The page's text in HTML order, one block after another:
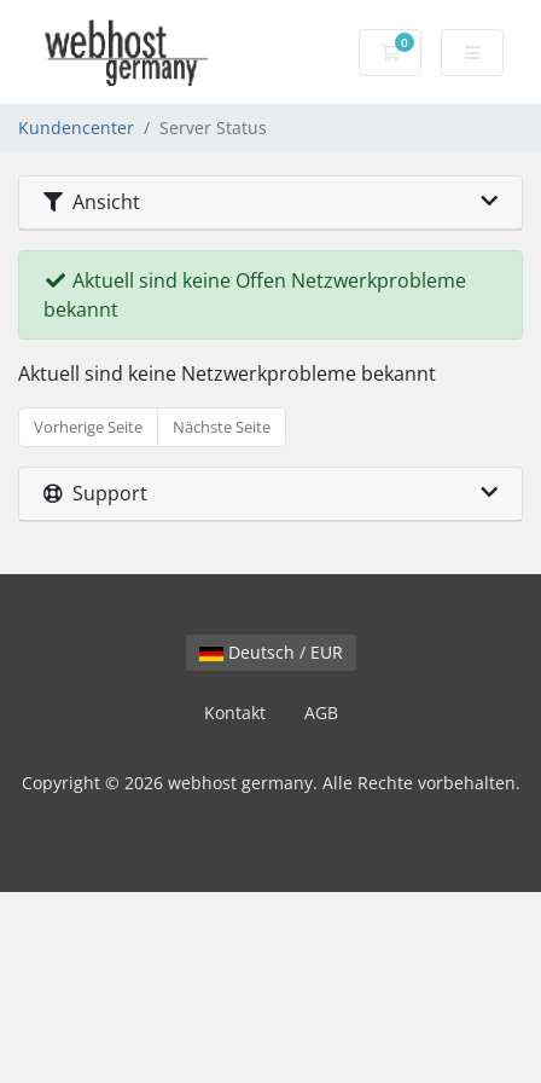
0
Warenkorb
Kundencenter Server Status
Ansicht
Aktuell sind keine Offen Netzwerkprobleme
bekannt
Aktuell sind keine Netzwerkprobleme bekannt
Vorherige Seite Nächste Seite
Support
Deutsch / EUR
Kontakt AGB
Copyright © 2026 webhost germany. Alle Rechte vorbehalten.